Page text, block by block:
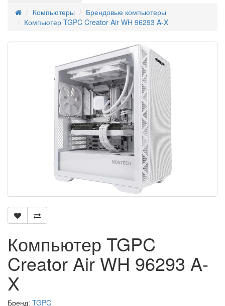
Компьютеры
Брендовые компьютеры
Компьютер TGPC Creator Air WH 96293 A-X
Компьютер TGPC
Creator Air WH 96293 A-
X
Бренд: TGPC